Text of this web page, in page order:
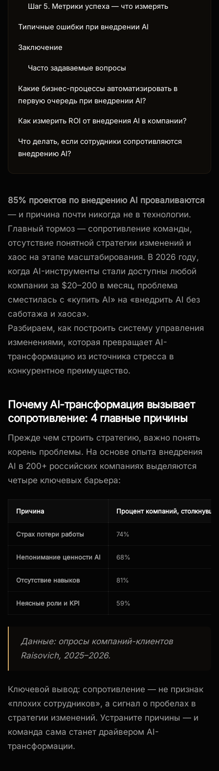
Шаг 5. Метрики успеха — что измерять
Типичные ошибки при внедрении AI
Заключение
Часто задаваемые вопросы
Какие бизнес-процессы автоматизировать в
первую очередь при внедрении AI?
Как измерить ROI от внедрения AI в компании?
Что делать, если сотрудники сопротивляются
внедрению AI?
85% проектов по внедрению AI проваливаются
— и причина почти никогда не в технологии.
Главный тормоз — сопротивление команды,
отсутствие понятной стратегии изменений и
хаос на этапе масштабирования. В 2026 году,
когда AI-инструменты стали доступны любой
компании за $20–200 в месяц, проблема
сместилась с «купить AI» на «внедрить AI без
саботажа и хаоса».
Разбираем, как построить систему управления
изменениями, которая превращает AI-
трансформацию из источника стресса в
конкурентное преимущество.
Почему AI-трансформация вызывает
сопротивление: 4 главные причины
Прежде чем строить стратегию, важно понять
корень проблемы. На основе опыта внедрения
AI в 200+ российских компаниях выделяются
четыре ключевых барьера:
Причина Процент компаний,
Страх потери работы 74%
Непонимание ценности AI 68%
Отсутствие навыков 81%
Неясные роли и KPI 59%
Данные: опросы компаний-клиентов
Raisovich, 2025–2026.
Ключевой вывод: сопротивление — не признак
«плохих сотрудников», а сигнал о пробелах в
стратегии изменений. Устраните причины — и
команда сама станет драйвером AI-
трансформации.